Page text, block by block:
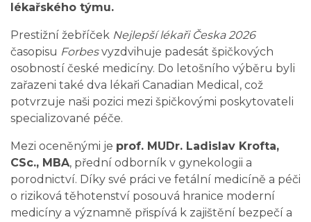
lékařského týmu.
Prestižní žebříček Nejlepší lékaři Česka 2026
časopisu Forbesvyzdvihuje padesát špičkových
osobností české medicíny. Do letošního výběru byli
zařazeni také dva lékaři Canadian Medical, což
potvrzuje naši pozici mezi špičkovými poskytovateli
specializované péče.
Mezi oceněnými je prof. MUDr. Ladislav Krofta,
CSc., MBA, přední odborník v gynekologii a
porodnictví. Díky své práci ve fetální medicíně a péči
o riziková těhotenství posouvá hranice moderní
medicíny a významně přispívá k zajištění bezpečí a